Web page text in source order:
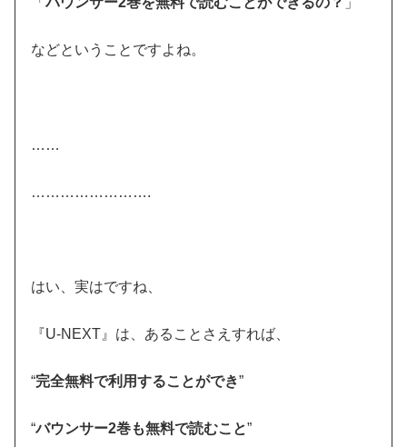
などということですよね。
……
…………………….
はい、実はですね、
『U-NEXT』は、あることさえすれば、
“完全無料で利用することができ”
“バウンサー2巻も無料で読むこと”